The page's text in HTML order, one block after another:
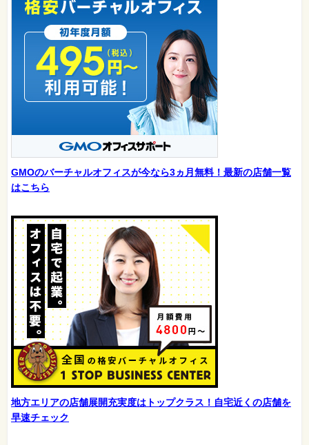
GMOのバーチャルオフィスが今なら3ヵ月無料！最新の店舗一覧
はこちら
地方エリアの店舗展開充実度はトップクラス！自宅近くの店舗を
早速チェック